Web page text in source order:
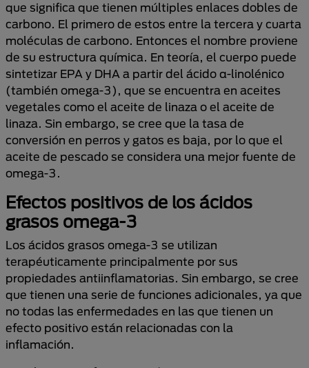
que significa que tienen múltiples enlaces dobles de
carbono. El primero de estos entre la tercera y cuarta
moléculas de carbono. Entonces el nombre proviene
de su estructura química. En teoría, el cuerpo puede
sintetizar EPA y DHA a partir del ácido α-linolénico
(también omega-3), que se encuentra en aceites
vegetales como el aceite de linaza o el aceite de
linaza. Sin embargo, se cree que la tasa de
conversión en perros y gatos es baja, por lo que el
aceite de pescado se considera una mejor fuente de
omega-3.
Efectos positivos de los ácidos
grasos omega-3
Los ácidos grasos omega-3 se utilizan
terapéuticamente principalmente por sus
propiedades antiinflamatorias. Sin embargo, se cree
que tienen una serie de funciones adicionales, ya que
no todas las enfermedades en las que tienen un
efecto positivo están relacionadas con la
inflamación.